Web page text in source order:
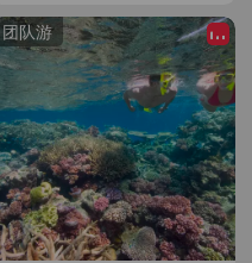
返，四方街的热闹市集
让人目不暇接。在泸沽
湖风景区，从观景台眺
望这碧波万顷的美景，
猪槽船游湖到里格码
头，体验了多样化的湖
光山色，真是让人心旷
神怡。大理古城的历史
韵味浓厚，云杉坪索道
团队游